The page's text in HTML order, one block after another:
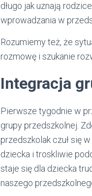
długo jak uznają
wprowadzania w
Rozumiemy też, że
rozmowę i szukanie
Integracja
Pierwsze tygodnie w
grupy przedszkolnej.
przedszkolak czuł się
dziecka i troskliwie
staje się dla dziecka
naszego